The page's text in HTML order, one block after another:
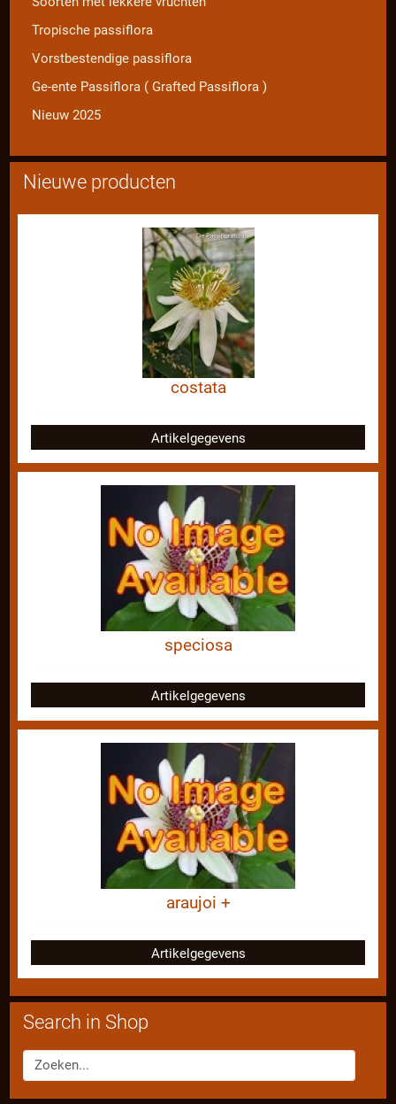
Tropische passiflora
Vorstbestendige passiflora
Ge-ente Passiflora ( Grafted Passiflora )
Nieuw 2025
Nieuwe producten
costata
Artikelgegevens
speciosa
Artikelgegevens
araujoi +
Artikelgegevens
Search in Shop